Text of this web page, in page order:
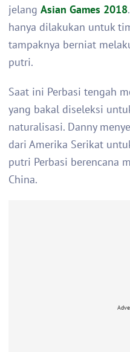
jelang Asian Games 2018
hanya dilakukan untuk
tampaknya berniat
putri.
Saat ini Perbasi tengah
yang bakal diseleksi
naturalisasi. Danny
dari Amerika Serikat
putri Perbasi berencana
China.